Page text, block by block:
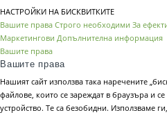
НАСТРОЙКИ НА БИСКВИТКИТЕ
Вашите права Строго необходими За
Маркетингови Допълнителна информация
Вашите права
Вашите права
Нашият сайт използва така наречените
файлове, които се зареждат в браузъра и
устройство. Те са безобидни. Използваме